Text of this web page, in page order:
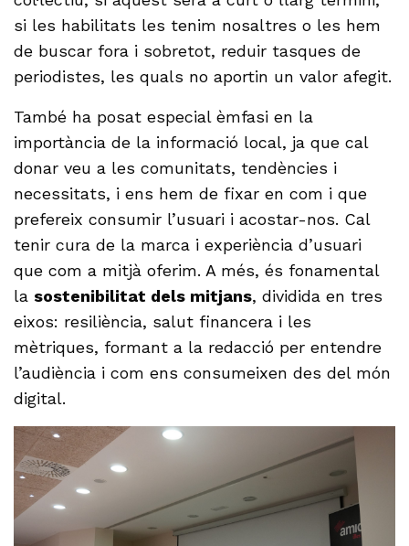
si les habilitats les tenim nosaltres o les hem
de buscar fora i sobretot, reduir tasques de
periodistes, les quals no aportin un valor afegit.
També ha posat especial èmfasi en la
importància de la informació local, ja que cal
donar veu a les comunitats, tendències i
necessitats, i ens hem de fixar en com i que
prefereix consumir l’usuari i acostar-nos. Cal
tenir cura de la marca i experiència d’usuari
que com a mitjà oferim. A més, és fonamental
la sostenibilitat dels mitjans, dividida en tres
eixos: resiliència, salut financera i les
mètriques, formant a la redacció per entendre
l’audiència i com ens consumeixen des del món
digital.